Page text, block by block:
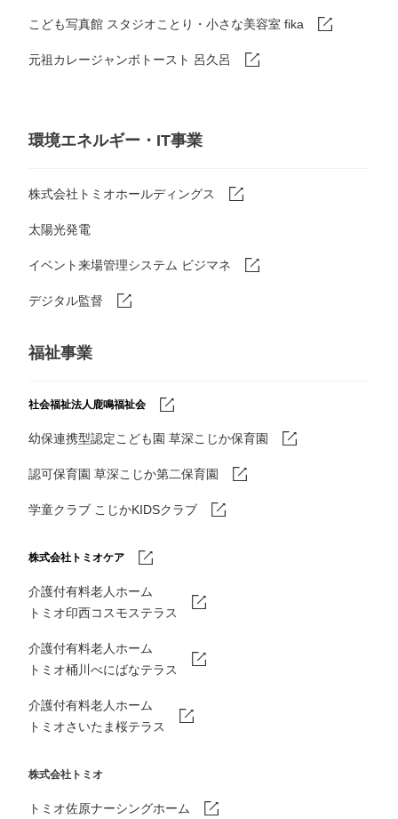
こども写真館 スタジオことり・小さな美容室 fika
元祖カレージャンボトースト 呂久呂
環境エネルギー・IT事業
株式会社トミオホールディングス
太陽光発電
イベント来場管理システム ビジマネ
デジタル監督
福祉事業
社会福祉法人鹿鳴福祉会
幼保連携型認定こども園 草深こじか保育園
認可保育園 草深こじか第二保育園
学童クラブ こじかKIDSクラブ
株式会社トミオケア
介護付有料老人ホーム
トミオ印西コスモステラス
介護付有料老人ホーム
トミオ桶川べにばなテラス
介護付有料老人ホーム
トミオさいたま桜テラス
株式会社トミオ
トミオ佐原ナーシングホーム